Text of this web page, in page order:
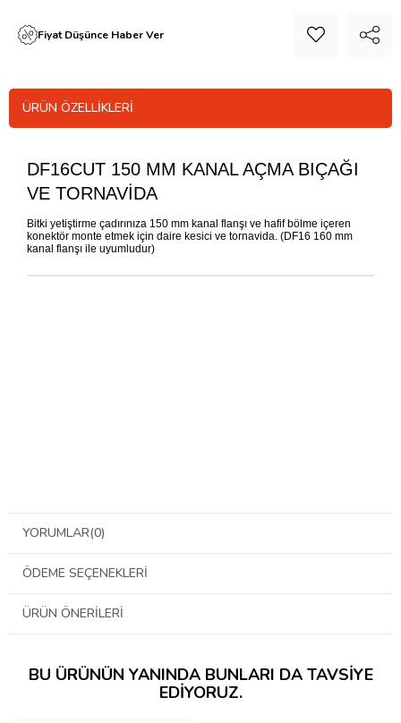
Fiyat Düşünce Haber Ver
ÜRÜN ÖZELLIKLERI
DF16CUT 150 MM KANAL AÇMA BIÇAĞI
VE TORNAVİDA
Bitki yetiştirme çadırınıza 150 mm kanal flanşı ve hafif bölme içeren
konektör monte etmek için daire kesici ve tornavida. (DF16 160 mm
kanal flanşı ile uyumludur)
YORUMLAR(0)
ÖDEME SEÇENEKLERI
ÜRÜN ÖNERILERI
BU ÜRÜNÜN YANINDA BUNLARI DA TAVSIYE
EDIYORUZ.